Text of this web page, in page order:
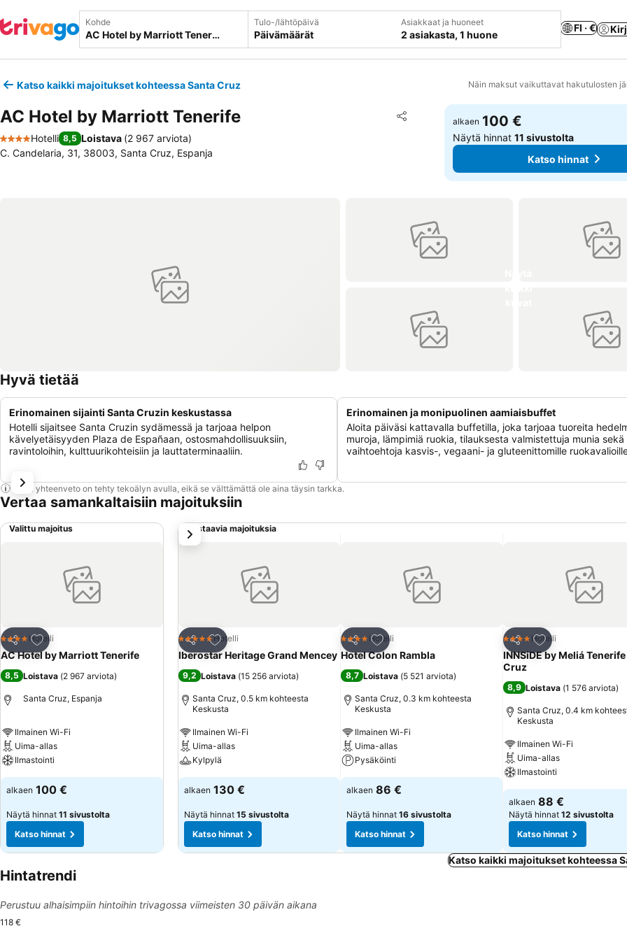
Kohde Tulo-/lähtöpäivä
Päivämäärät
Asiakkaat ja huoneet
2 asiakasta, 1 huone
FI · €
Katso kaikki majoitukset kohteessa Santa Cruz Näin maksut vaikuttavat hakutulosten
AC Hotel by Marriott Tenerife Jaa
Lisää suosikkeihin
4 Tähtiluokitus
Hotelli 8,5 Loistava (2 967 arviota)
C. Candelaria, 31, 38003, Santa Cruz, Espanja
alkaen 100 €
Näytä hinnat11 sivustolta
Katso hinnat
Hyvä tietää
Erinomainen sijainti Santa Cruzin keskustassa
Hotelli sijaitsee Santa Cruzin sydämessä ja tarjoaa helpon
kävelyetäisyyden Plaza de Españaan, ostosmahdollisuuksiin,
ravintoloihin, kulttuurikohteisiin ja lauttaterminaaliin.
Erinomainen ja monipuolinen aamiaisbuffet
Aloita päiväsi kattavalla buffetilla, joka tarjoaa tuoreita
muroja, lämpimiä ruokia, tilauksesta valmistettuja munia sekä
vaihtoehtoja kasvis-, vegaani- ja gluteenittomille
Tämä yhteenveto on tehty tekoälyn avulla, eikä se välttämättä ole aina täysin tarkka.
Vertaa samankaltaisiin majoituksiin
Valittu majoitus
Jaa
Lisää suosikkeihin
4 Tähtiluokitus
Hotelli
AC Hotel by Marriott Tenerife
8,5 Loistava (2 967 arviota)
Santa Cruz, Espanja
Ilmainen Wi-Fi
Uima-allas
Ilmastointi
alkaen 100 €
Näytä hinnat 11 sivustolta
Katso hinnat
Vastaavia majoituksia
Jaa
Lisää suosikkeihin
5 Tähtiluokitus
Hotelli
Iberostar Heritage Grand Mencey
9,2 Loistava (15 256 arviota)
Santa Cruz, 0.5 km kohteesta
Keskusta
Ilmainen Wi-Fi
Uima-allas
Kylpylä
alkaen 130 €
Näytä hinnat 15 sivustolta
Katso hinnat
Jaa
Lisää suosikkeihin
4 Tähtiluokitus
Hotelli
Hotel Colon Rambla
8,7 Loistava (5 521 arviota)
Santa Cruz, 0.3 km kohteesta
Keskusta
Ilmainen Wi-Fi
Uima-allas
Pysäköinti
alkaen 86 €
Näytä hinnat 16 sivustolta
Katso hinnat
Jaa
Lisää suosikkeihin
4 Tähtiluokitus
Hotelli
INNSiDE by Meliá
Cruz
8,9 Loistava (1 576 arviota)
Santa Cruz, 0.4 km
Keskusta
Ilmainen Wi-Fi
Uima-allas
Ilmastointi
alkaen 88 €
Näytä hinnat 12 sivustolta
Katso hinnat
seuraava
Katso kaikki majoitukset kohteessa
Hintatrendi
Perustuu alhaisimpiin hintoihin trivagossa viimeisten 30 päivän aikana
118 €